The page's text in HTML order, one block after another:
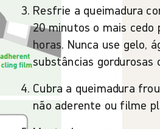
Resfrie a queimadura
20 minutos o mais cedo
horas. Nunca use gelo,
substâncias gordurosas
Cubra a queimadura
não aderente ou filme